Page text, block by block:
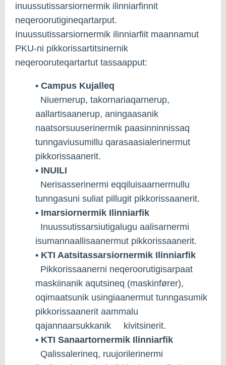
inuussutissarsiornermik ilinniarfinnit
neqeroorutigineqartarput.
Inuussutissarsiornermik ilinniarfiit maannamut
PKU-ni pikkorissartitsinernik
neqerooruteqartartut tassaapput:
• Campus Kujalleq
Niuernerup, takornariaqarnerup,
aallartisaanerup, aningaasanik
naatsorsuuserinermik paasinninnissaq
tunngaviusumillu qarasaasialerinermut
pikkorissaanerit.
• INUILI
Nerisasserinermi eqqiluisaarnermullu
tunngasuni suliat pillugit pikkorissaanerit.
• Imarsiornermik Ilinniarfik
Inuussutissarsiutigalugu aalisarnermi
isumannaallisaanermut pikkorissaanerit.
• KTI Aatsitassarsiornermik Ilinniarfik
Pikkorissaanerni neqeroorutigisarpaat
maskiinanik aqutsineq (maskinfører),
oqimaatsunik usingiaanermut tunngasumik
pikkorissaanerit aammalu
qajannaarsukkanik kivitsinerit.
• KTI Sanaartornermik Ilinniarfik
Qalissalerineq, ruujorilerinermi